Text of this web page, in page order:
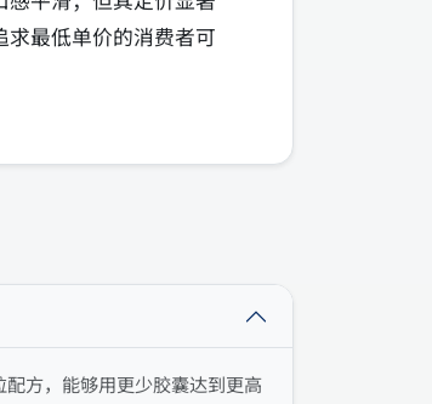
最低单价的消费者可
方，能够用更少胶囊达到更高